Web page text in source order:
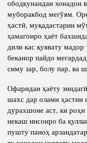
ободкунандаи хонадон
муборакбод мегўям.
ҳастӣ, муқадастарин
ҳамагонро ҳаёт
дили кас қуввату
беканор пайдо
симу зар, болу пар, ва
Офаридаи ҳаёту
шахс дар олами ҳастии
дурахшоне аст, ки
некаш инсонро ба
пушту паноҳ